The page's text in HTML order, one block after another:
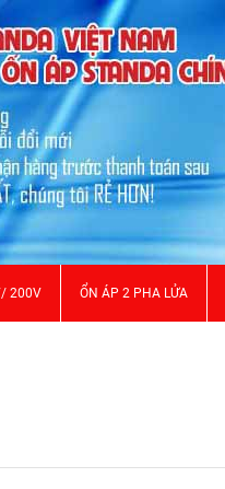
200V ỔN ÁP 2 PHA LỬA